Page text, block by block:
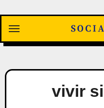
contenido
vivir